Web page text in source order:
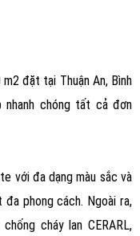
đặt tại Thuận An, Bình
nhanh chóng tất cả đơn
với đa dạng màu sắc và
phong cách. Ngoài ra,
cháy lan CERARL,